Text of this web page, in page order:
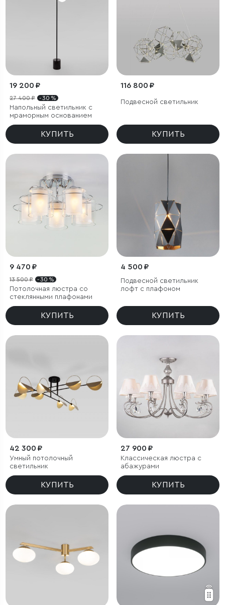
19 200 ₽
27 400 ₽ - 30 %
Напольный светильник с
мраморным основанием
КУПИТЬ
116 800 ₽
Подвесной светильник
КУПИТЬ
9 470 ₽
13 500 ₽ - 30 %
Потолочная люстра со
стеклянными плафонами
КУПИТЬ
4 500 ₽
Подвесной светильник
лофт с плафоном
КУПИТЬ
42 300 ₽
Умный потолочный
светильник
КУПИТЬ
27 900 ₽
Классическая люстра с
абажурами
КУПИТЬ